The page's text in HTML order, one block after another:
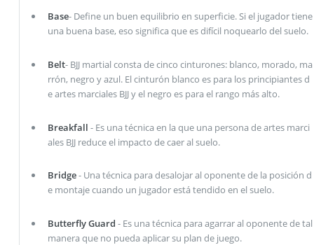
Base- Define un buen equilibrio en superficie. Si el jugador tiene
una buena base, eso significa que es difícil noquearlo del suelo.
Belt- BJJ martial consta de cinco cinturones: blanco, morado, ma
rrón, negro y azul. El cinturón blanco es para los principiantes d
e artes marciales BJJ y el negro es para el rango más alto.
Breakfall - Es una técnica en la que una persona de artes marci
ales BJJ reduce el impacto de caer al suelo.
Bridge- Una técnica para desalojar al oponente de la posición d
e montaje cuando un jugador está tendido en el suelo.
Butterfly Guard - Es una técnica para agarrar al oponente de tal
manera que no pueda aplicar su plan de juego.